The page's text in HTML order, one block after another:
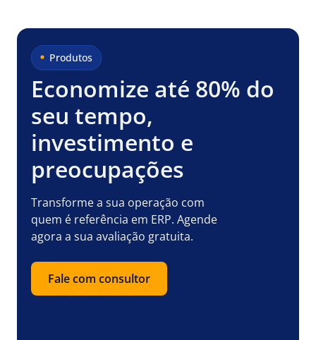
Produtos
Economize até 80% do
seu tempo,
investimento e
preocupações
Transforme a sua operação com
quem é referência em ERP. Agende
agora a sua avaliação gratuita.
Fale com consultor